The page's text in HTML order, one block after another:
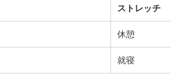
ストレッチ
休憩
就寝